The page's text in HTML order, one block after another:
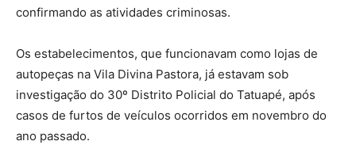
confirmando as atividades criminosas.
Os estabelecimentos, que funcionavam como lojas de
autopeças na Vila Divina Pastora, já estavam sob
investigação do 30º Distrito Policial do Tatuapé, após
casos de furtos de veículos ocorridos em novembro do
ano passado.